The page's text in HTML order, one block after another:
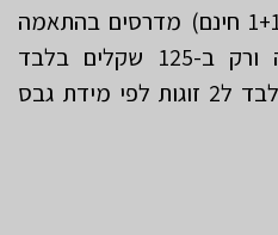
מדרסים מכבי 125 ש"ח (1+1 חינם) מדרסים בהתאמה
אישית ללא צורך בהפניה ורק ב-125 שקלים בלבד
מדרסים במבצע 200 ₪ בלבד ל2 זוגות לפי מידת גבס